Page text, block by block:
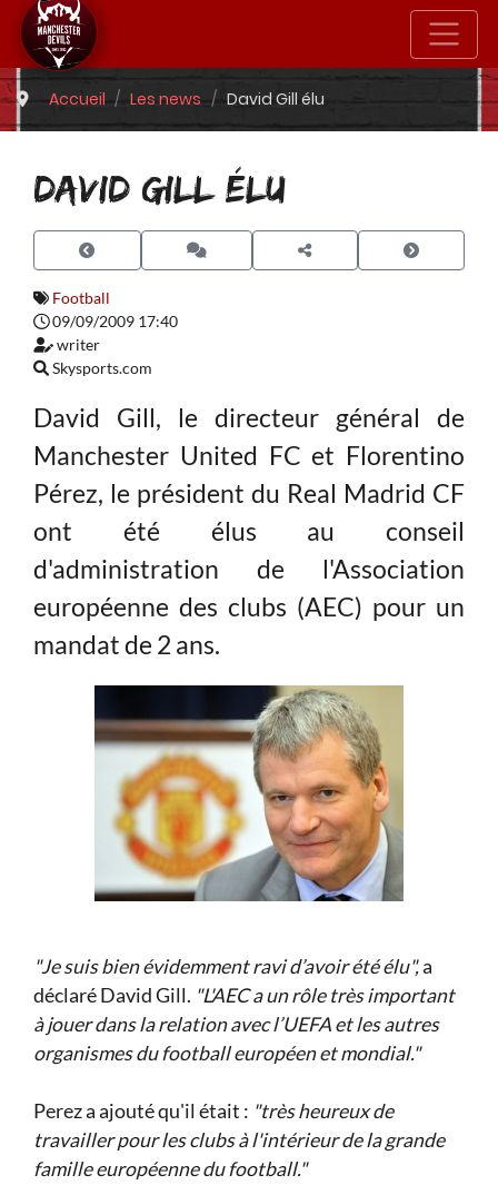
Accueil Les news David Gill élu
DAVID GILL ÉLU
Football
09/09/2009 17:40
writer
Skysports.com
David Gill, le directeur général de
Manchester United FC et Florentino
Pérez, le président du Real Madrid CF
ont été élus au conseil
d'administration de l'Association
européenne des clubs (AEC) pour un
mandat de 2 ans.
"Je suis bien évidemment ravi d’avoir été élu",a
déclaré David Gill. "L'AEC a un rôle très important
à jouer dans la relation avec l’UEFA et les autres
organismes du football européen et mondial."
Perez a ajouté qu'il était : "très heureux de
travailler pour les clubs à l'intérieur de la grande
famille européenne du football."